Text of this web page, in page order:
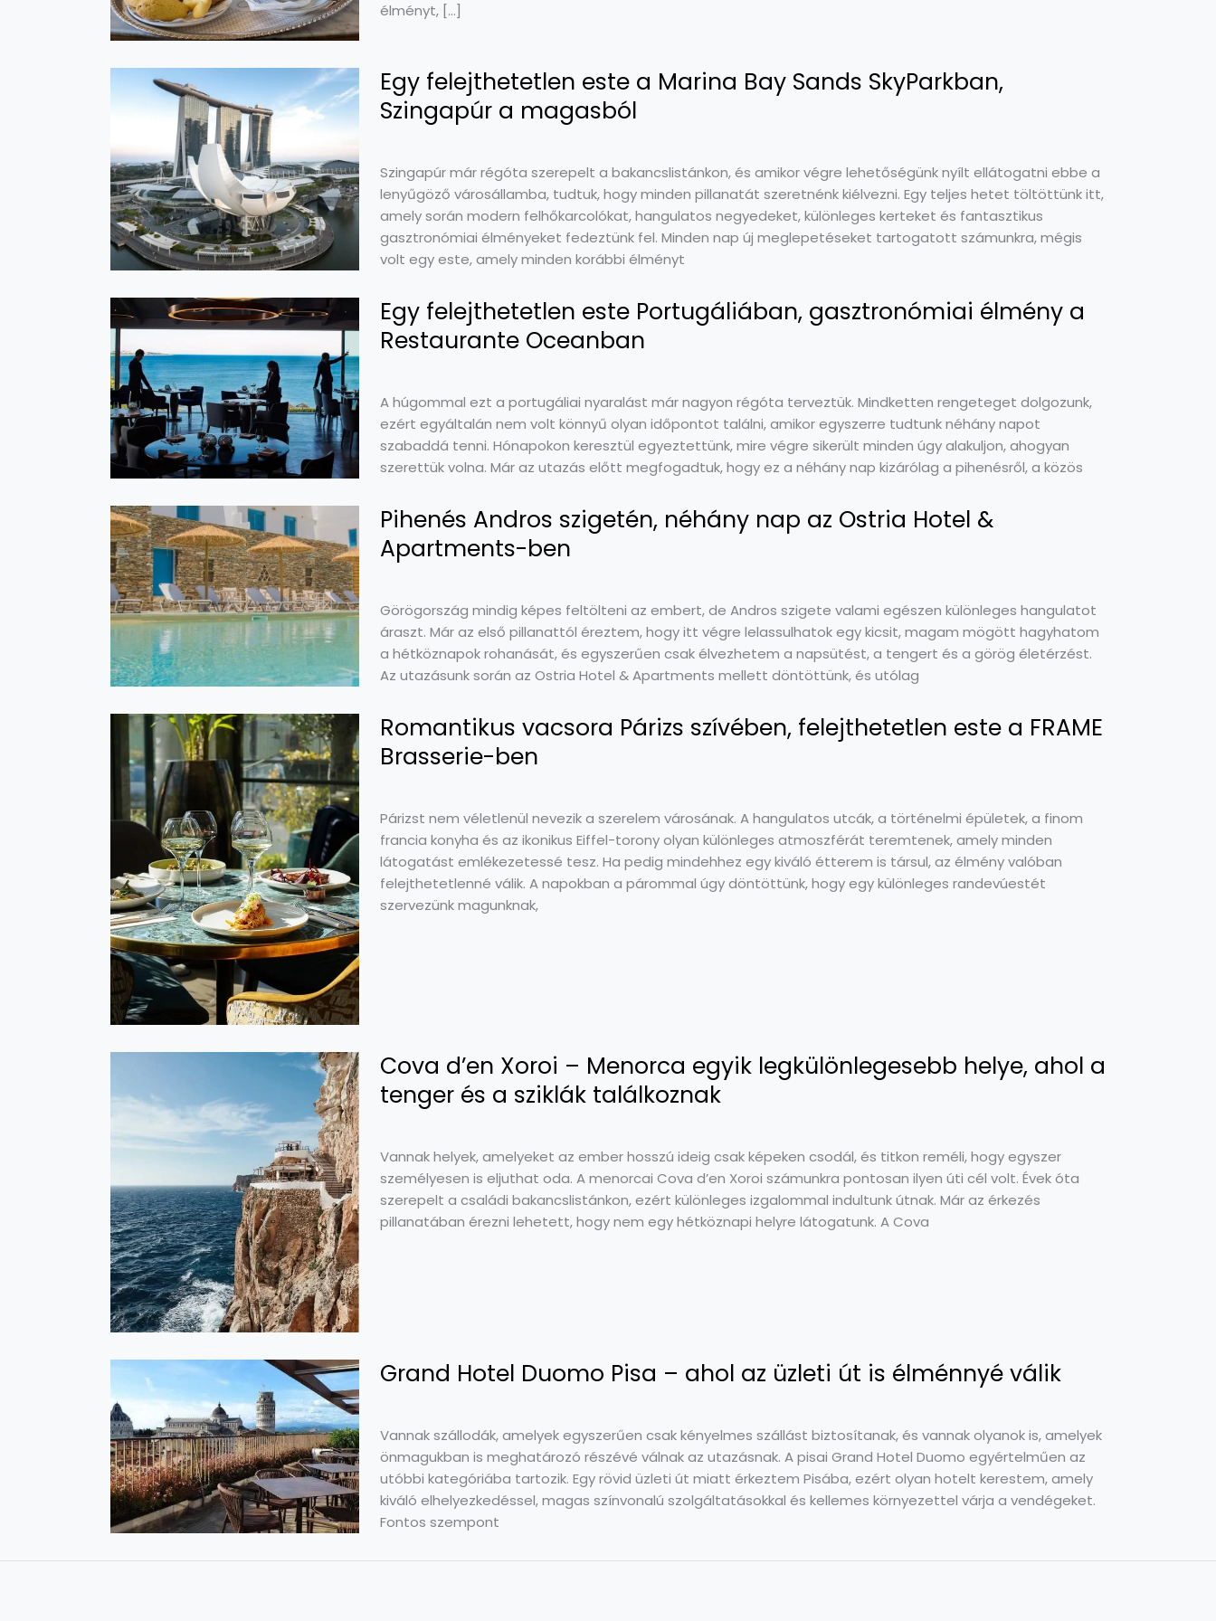
élményt, […]
Egy felejthetetlen este a Marina Bay Sands SkyParkban,
Szingapúr a magasból
Szingapúr már régóta szerepelt a bakancslistánkon, és amikor végre lehetőségünk nyílt ellátogatni ebbe a
lenyűgöző városállamba, tudtuk, hogy minden pillanatát szeretnénk kiélvezni. Egy teljes hetet töltöttünk itt,
amely során modern felhőkarcolókat, hangulatos negyedeket, különleges kerteket és fantasztikus
gasztronómiai élményeket fedeztünk fel. Minden nap új meglepetéseket tartogatott számunkra, mégis
volt egy este, amely minden korábbi élményt
Egy felejthetetlen este Portugáliában, gasztronómiai élmény a
Restaurante Oceanban
A húgommal ezt a portugáliai nyaralást már nagyon régóta terveztük. Mindketten rengeteget dolgozunk,
ezért egyáltalán nem volt könnyű olyan időpontot találni, amikor egyszerre tudtunk néhány napot
szabaddá tenni. Hónapokon keresztül egyeztettünk, mire végre sikerült minden úgy alakuljon, ahogyan
szerettük volna. Már az utazás előtt megfogadtuk, hogy ez a néhány nap kizárólag a pihenésről, a közös
Pihenés Andros szigetén, néhány nap az Ostria Hotel &
Apartments-ben
Görögország mindig képes feltölteni az embert, de Andros szigete valami egészen különleges hangulatot
áraszt. Már az első pillanattól éreztem, hogy itt végre lelassulhatok egy kicsit, magam mögött hagyhatom
a hétköznapok rohanását, és egyszerűen csak élvezhetem a napsütést, a tengert és a görög életérzést.
Az utazásunk során az Ostria Hotel & Apartments mellett döntöttünk, és utólag
Romantikus vacsora Párizs szívében, felejthetetlen este a FRAME
Brasserie-ben
Párizst nem véletlenül nevezik a szerelem városának. A hangulatos utcák, a történelmi épületek, a finom
francia konyha és az ikonikus Eiffel-torony olyan különleges atmoszférát teremtenek, amely minden
látogatást emlékezetessé tesz. Ha pedig mindehhez egy kiváló étterem is társul, az élmény valóban
felejthetetlenné válik. A napokban a párommal úgy döntöttünk, hogy egy különleges randevúestét
szervezünk magunknak,
Cova d’en Xoroi – Menorca egyik legkülönlegesebb helye, ahol a
tenger és a sziklák találkoznak
Vannak helyek, amelyeket az ember hosszú ideig csak képeken csodál, és titkon reméli, hogy egyszer
személyesen is eljuthat oda. A menorcai Cova d’en Xoroi számunkra pontosan ilyen úti cél volt. Évek óta
szerepelt a családi bakancslistánkon, ezért különleges izgalommal indultunk útnak. Már az érkezés
pillanatában érezni lehetett, hogy nem egy hétköznapi helyre látogatunk. A Cova
Grand Hotel Duomo Pisa – ahol az üzleti út is élménnyé válik
Vannak szállodák, amelyek egyszerűen csak kényelmes szállást biztosítanak, és vannak olyanok is, amelyek
önmagukban is meghatározó részévé válnak az utazásnak. A pisai Grand Hotel Duomo egyértelműen az
utóbbi kategóriába tartozik. Egy rövid üzleti út miatt érkeztem Pisába, ezért olyan hotelt kerestem, amely
kiváló elhelyezkedéssel, magas színvonalú szolgáltatásokkal és kellemes környezettel várja a vendégeket.
Fontos szempont